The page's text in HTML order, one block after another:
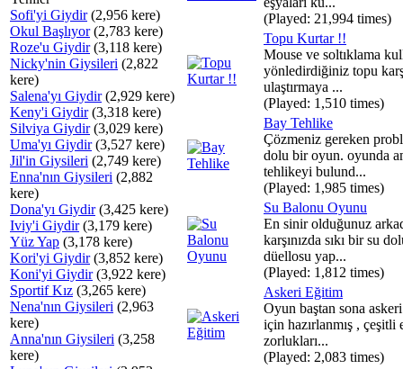
Sofi'yi Giydir(2,956 kere)
Okul Başlıyor(2,783 kere)
Roze'u Giydir(3,118 kere)
Nicky'nin Giysileri (2,822
kere)
Salena'yı Giydir(2,929 kere)
Keny'i Giydir(3,318 kere)
Silviya Giydir(3,029 kere)
Uma'yı Giydir(3,527 kere)
Jil'in Giysileri (2,749 kere)
Enna'nın Giysileri (2,882
kere)
Dona'yı Giydir(3,425 kere)
Iviy'i Giydir(3,179 kere)
Yüz Yap (3,178 kere)
Kori'yi Giydir(3,852 kere)
Koni'yi Giydir(3,922 kere)
Sportif Kız (3,265 kere)
Nena'nın Giysileri (2,963
kere)
Anna'nın Giysileri (3,258
kere)
(Played: 21,994 times)
Topu Kurtar !!
Mouse ve soltıklama
yönledirdiğiniz topu
ulaştırmaya ...
(Played: 1,510 times)
Bay Tehlike
Çözmeniz gereken
dolu bir oyun. oyunda
tehlikeyi bulund...
(Played: 1,985 times)
Su Balonu Oyunu
En sinir olduğunuz
karşınızda sıkı bir su
düellosu yap...
(Played: 1,812 times)
Askeri Eğitim
Oyun baştan sona
için hazırlanmış , çeşitli
zorlukları...
(Played: 2,083 times)